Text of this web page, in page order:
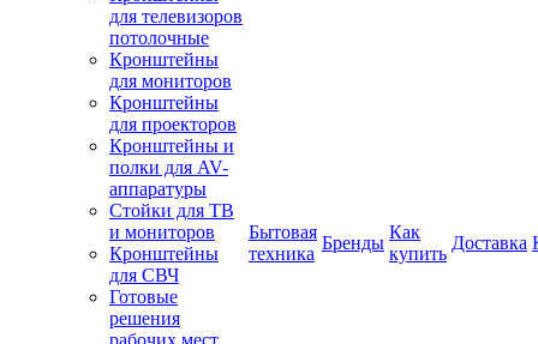
для телевизоров
потолочные
Кронштейны
для мониторов
Кронштейны
для проекторов
Кронштейны и
полки для AV-
аппаратуры
Стойки для ТВ
и мониторов
Кронштейны
для СВЧ
Готовые
решения
рабочих мест
Бытовая
техника
Бренды
Как
купить
Доставка